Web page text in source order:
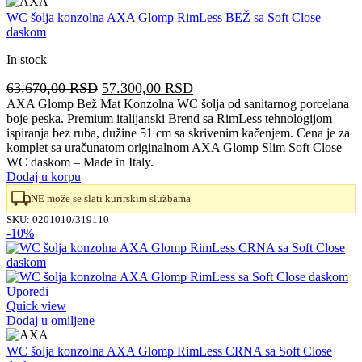
WC šolja konzolna AXA Glomp RimLess BEŽ sa Soft Close
daskom
In stock
63.670,00RSD Originalna
cena
je
bila:
63.670,00 RSD.
57.300,00 RSDTrenutna
cena
je:
57.300,00 RSD.
AXA Glomp Bež Mat Konzolna WC šolja od sanitarnog porcelana
boje peska. Premium italijanski Brend sa RimLess tehnologijom
ispiranja bez ruba, dužine 51 cm sa skrivenim kačenjem. Cena je za
komplet sa uračunatom originalnom AXA Glomp Slim Soft Close
WC daskom – Made in Italy.
Dodaj u korpu
NE može se slati kurirskim službama
SKU: 0201010/319110
-10%
Uporedi
Quick view
Dodaj u omiljene
WC šolja konzolna AXA Glomp RimLess CRNA sa Soft Close